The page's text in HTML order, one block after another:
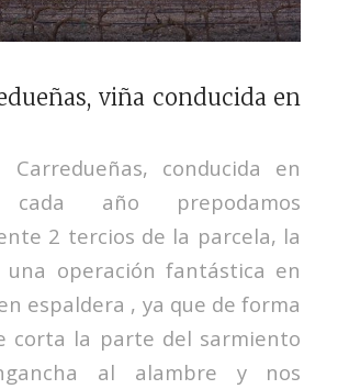
viña conducida en
conducida en
cada año prepodamos
2 tercios de la parcela, la
una operación fantástica en
espaldera , ya que de forma
corta la parte del sarmiento
al alambre y nos